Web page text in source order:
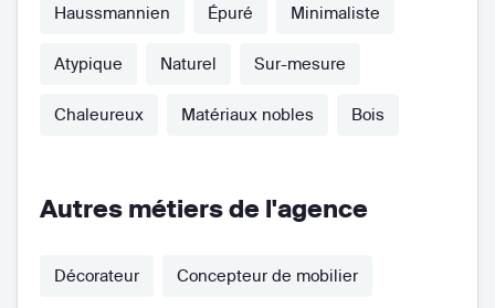
Haussmannien Épuré Minimaliste
Atypique Naturel Sur-mesure
Chaleureux Matériaux nobles Bois
Autres métiers de l'agence
Décorateur Concepteur de mobilier